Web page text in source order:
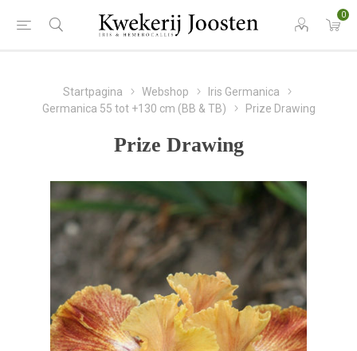
0
Startpagina Webshop
Iris Germanica
Germanica 55 tot +130 cm (BB & TB)
Prize Drawing
Prize Drawing